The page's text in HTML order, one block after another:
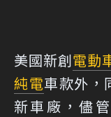
美國新創電動
純電車款外，
新車廠，儘